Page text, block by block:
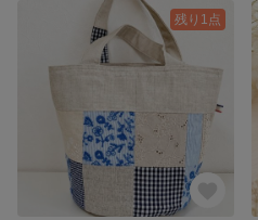
残り1点